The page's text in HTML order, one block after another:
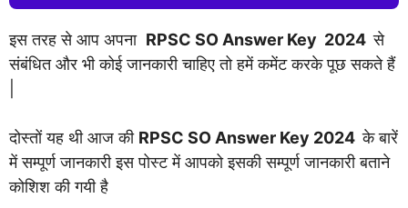
इस तरह से आप अपना RPSC SO Answer Key 2024से
संबंधित और भी कोई जानकारी चाहिए तो हमें कमेंट करके पूछ सकते हैं
दोस्तों यह थी आज की RPSC SO Answer Key 2024के बारें
में सम्पूर्ण जानकारी इस पोस्ट में आपको इसकी सम्पूर्ण जानकारी बताने
कोशिश की गयी है